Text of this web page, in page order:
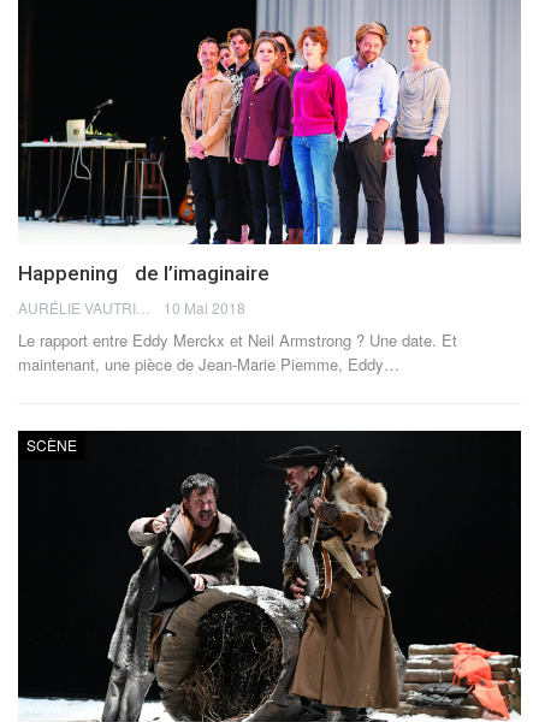
Happening de l’imaginaire
10 Mai 2018
Le rapport entre Eddy Merckx et Neil Armstrong ? Une date. Et
maintenant, une pièce de Jean-Marie Piemme, Eddy…
SCÈNE